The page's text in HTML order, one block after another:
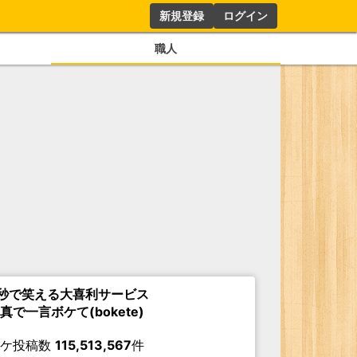
新規登録 ログイン
職人
で笑える大喜利サービス
で一言ボケて(bokete)
投稿数 115,513,567件